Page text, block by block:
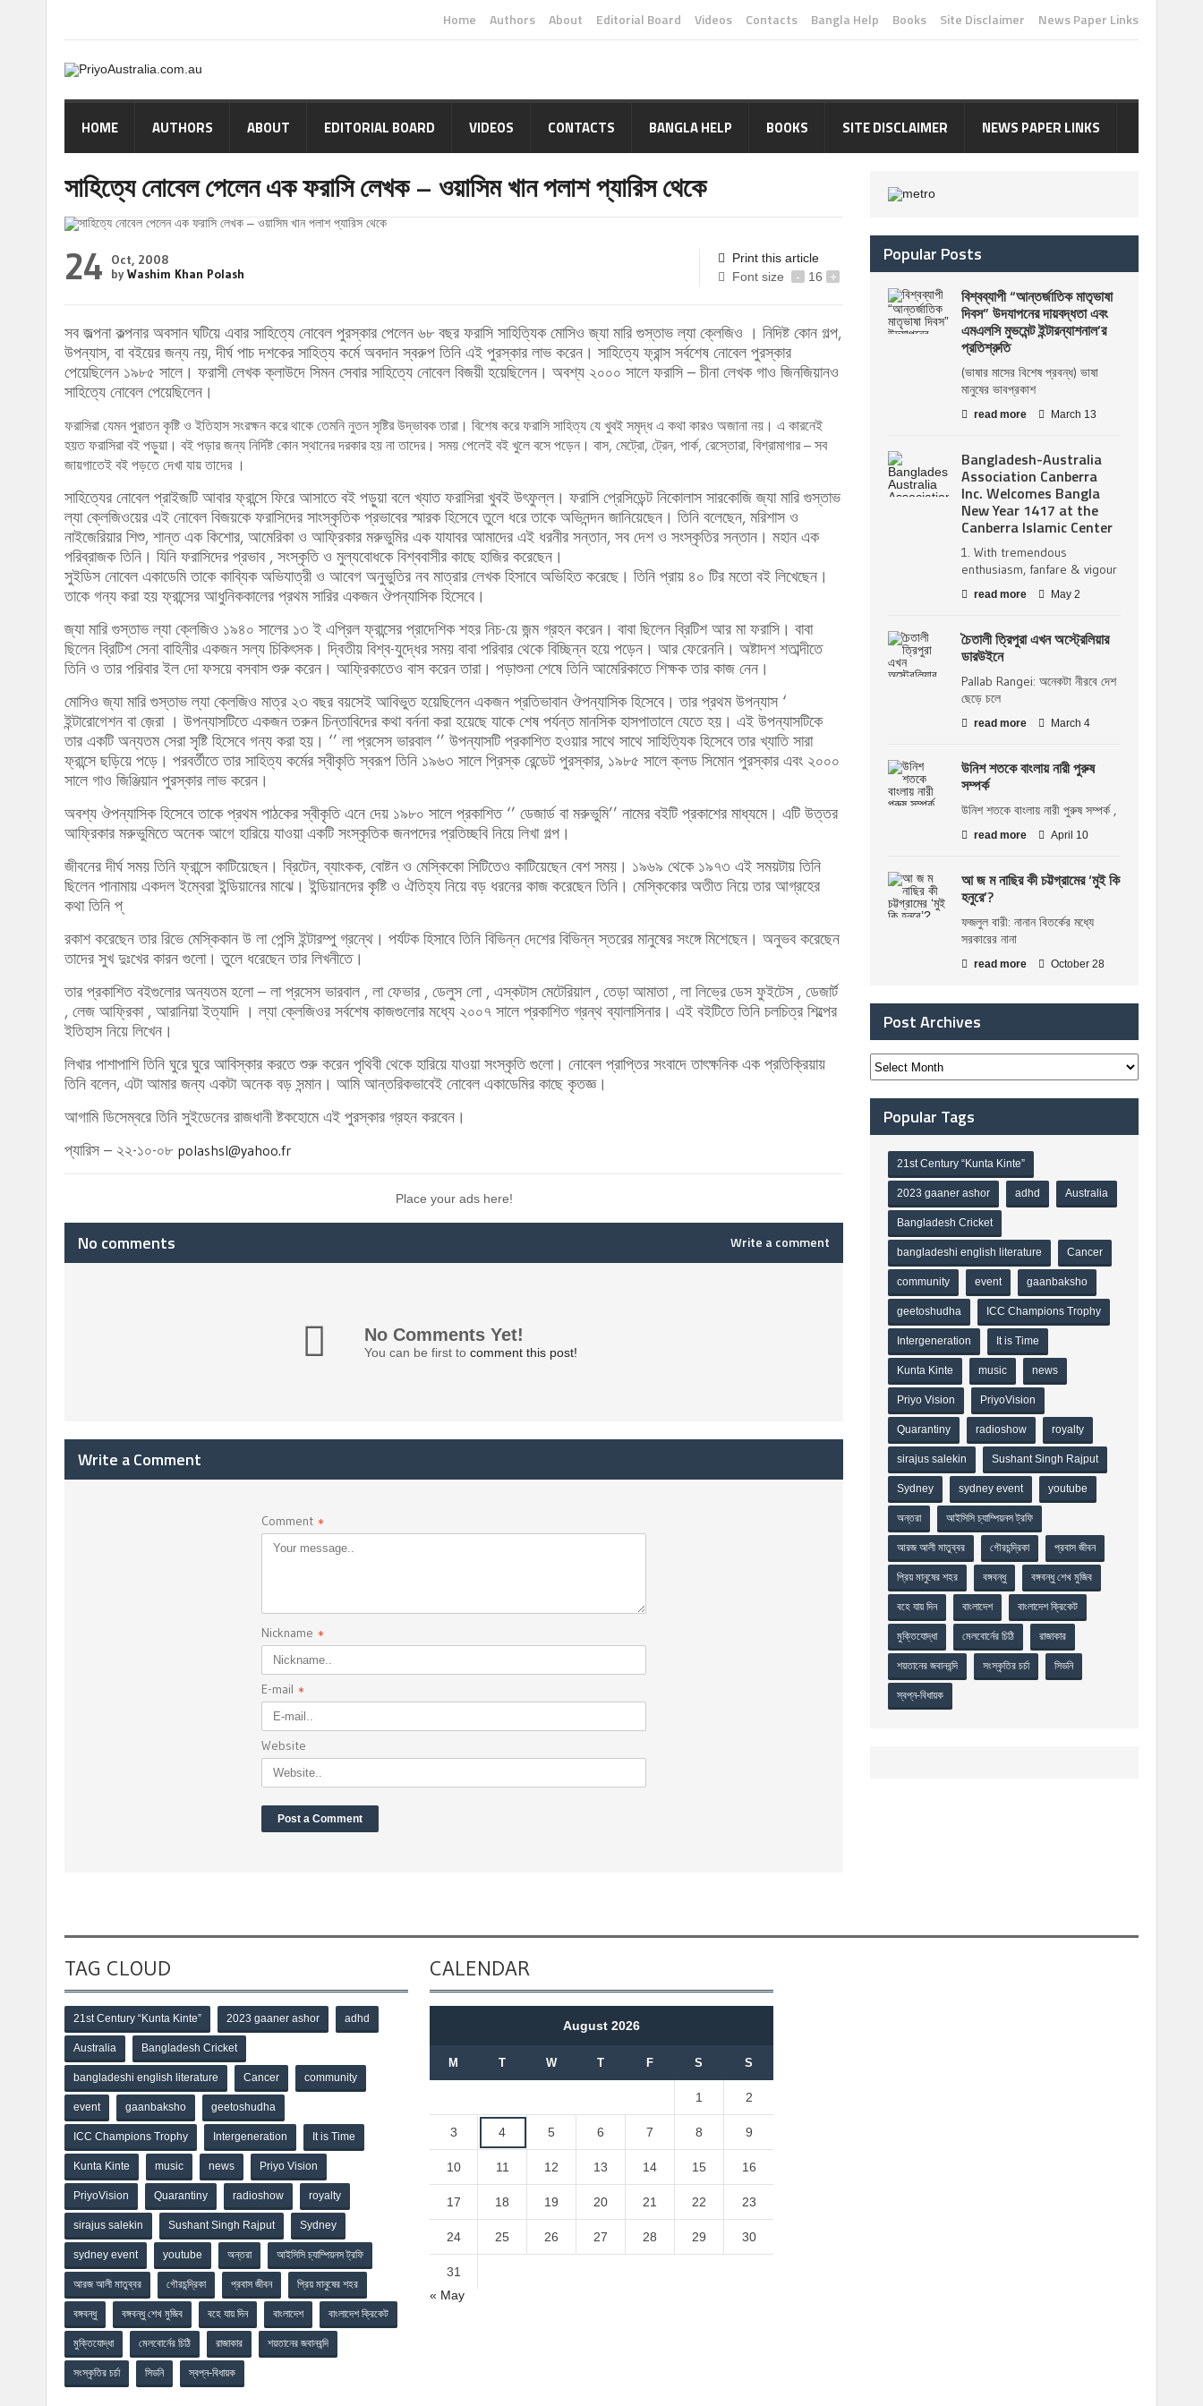
Home Authors About Editorial Board Videos Contacts Bangla Help Books Site Disclaimer News Paper Links
HOME AUTHORS ABOUT EDITORIAL BOARD VIDEOS CONTACTS BANGLA HELP BOOKS SITE DISCLAIMER NEWS PAPER LINKS
সাহিত্যে নোবেল পেলেন এক ফরাসি লেখক – ওয়াসিম খান পলাশ প্যারিস থেকে
24
Oct, 2008
byWashim Khan Polash
Print this article
Font size
- 16 +
সব জল্পনা কল্পনার অবসান ঘটিয়ে এবার সাহিত্যে নোবেল পুরস্কার পেলেন ৬৮ বছর ফরাসি সাহিত্যিক মোসিও জ্যা মারি গুস্তাভ ল্যা ক্লেজিও । নিদিষ্ট কোন গল্প,
উপন্যাস, বা বইয়ের জন্য নয়, দীর্ঘ পাচ দশকের সাহিত্য কর্মে অবদান স্বরুপ তিনি এই পুরস্কার লাভ করেন। সাহিত্যে ফ্রান্স সর্বশেষ নোবেল পুরস্কার
পেয়েছিলেন ১৯৮৫ সালে। ফরাসী লেখক ক্লাউদে সিমন সেবার সাহিত্যে নোবেল বিজয়ী হয়েছিলেন। অবশ্য ২০০০ সালে ফরাসি – চীনা লেখক গাও জিনজিয়ানও
সাহিত্যে নোবেল পেয়েছিলেন।
ফরাসিরা যেমন পুরাতন কৃষ্টি ও ইতিহাস সংরক্ষন করে থাকে তেমনি নুতন সৃষ্টির উদ্ভাবক তারা। বিশেষ করে ফরাসি সাহিত্য যে খুবই সমৃদ্ধ এ কথা কারও অজানা নয়। এ কারনেই
হয়ত ফরাসিরা বই পড়ুয়া। বই পড়ার জন্য নির্দিষ্ট কোন স্থানের দরকার হয় না তাদের। সময় পেলেই বই খুলে বসে পড়েন। বাস, মেট্রো, ট্রেন, পার্ক, রেস্তোরা, বিশ্রামাগার – সব
জায়গাতেই বই পড়তে দেখা যায় তাদের ।
সাহিত্যের নোবেল প্রাইজটি আবার ফ্রান্সে ফিরে আসাতে বই পড়ুয়া বলে খ্যাত ফরাসিরা খুবই উৎফুল্ল। ফরাসি প্রেসিডেন্ট নিকোলাস সারকোজি জ্যা মারি গুস্তাভ
ল্যা ক্লেজিওয়ের এই নোবেল বিজয়কে ফরাসিদের সাংস্কৃতিক প্রভাবের স্মারক হিসেবে তুলে ধরে তাকে অভিনন্দন জানিয়েছেন। তিনি বলেছেন, মরিশাস ও
নাইজেরিয়ার শিশু, শান্ত এক কিশোর, আমেরিকা ও আফ্রিকার মরুভুমির এক যাযাবর আমাদের এই ধরনীর সন্তান, সব দেশ ও সংস্কৃতির সন্তান। মহান এক
পরিব্রাজক তিনি। যিনি ফরাসিদের প্রভাব , সংস্কৃতি ও মুল্যবোধকে বিশ্ববাসীর কাছে হাজির করেছেন।
সুইডিস নোবেল একাডেমি তাকে কাব্যিক অভিযাত্রী ও আবেগ অনুভুতির নব মাত্রার লেখক হিসাবে অভিহিত করেছে। তিনি প্রায় ৪০ টির মতো বই লিখেছেন।
তাকে গন্য করা হয় ফ্রান্সের আধুনিককালের প্রথম সারির একজন ঔপন্যাসিক হিসেবে।
জ্যা মারি গুস্তাভ ল্যা ক্লেজিও ১৯৪০ সালের ১৩ ই এপ্রিল ফ্রান্সের প্রাদেশিক শহর নিচ-য়ে জন্ম গ্রহন করেন। বাবা ছিলেন ব্রিটিশ আর মা ফরাসি। বাবা
ছিলেন ব্রিটিশ সেনা বাহিনীর একজন সল্য চিকিৎসক। দ্বিতীয় বিশ্ব-যুদ্ধের সময় বাবা পরিবার থেকে বিচ্ছিন্ন হয়ে পড়েন। আর ফেরেননি। অষ্টাদশ শতাব্দীতে
তিনি ও তার পরিবার ইল দো ফসয়ে বসবাস শুরু করেন। আফ্রিকাতেও বাস করেন তারা। পড়াশুনা শেষে তিনি আমেরিকাতে শিক্ষক তার কাজ নেন।
মোসিও জ্যা মারি গুস্তাভ ল্যা ক্লেজিও মাত্র ২৩ বছর বয়সেই আবিভুত হয়েছিলেন একজন প্রতিভাবান ঔপন্যাসিক হিসেবে। তার প্রথম উপন্যাস ‘
ইন্টারোগেশন বা জ়েরা । উপন্যাসটিতে একজন তরুন চিন্তাবিদের কথা বর্ননা করা হয়েছে যাকে শেষ পর্যন্ত মানসিক হাসপাতালে যেতে হয়। এই উপন্যাসটিকে
তার একটি অন্যতম সেরা সৃষ্টি হিসেবে গন্য করা হয়। ‘’ লা প্রসেস ভারবাল ‘’ উপন্যাসটি প্রকাশিত হওয়ার সাথে সাথে সাহিত্যিক হিসেবে তার খ্যাতি সারা
ফ্রান্সে ছড়িয়ে পড়ে। পরবর্তীতে তার সাহিত্য কর্মের স্বীকৃতি স্বরূপ তিনি ১৯৬৩ সালে প্রিস্ক রেন্ডেট পুরস্কার, ১৯৮৫ সালে ক্লড সিমোন পুরস্কার এবং ২০০০
সালে গাও জিঞ্জিয়ান পুরস্কার লাভ করেন।
অবশ্য ঔপন্যাসিক হিসেবে তাকে প্রথম পাঠকের স্বীকৃতি এনে দেয় ১৯৮০ সালে প্রকাশিত ‘’ ডেজার্ড বা মরুভুমি’’ নামের বইটি প্রকাশের মাধ্যমে। এটি উত্তর
আফ্রিকার মরুভুমিতে অনেক আগে হারিয়ে যাওয়া একটি সংস্কৃতিক জনপদের প্রতিচ্ছবি নিয়ে লিখা গল্প।
জীবনের দীর্ঘ সময় তিনি ফ্রান্সে কাটিয়েছেন। ব্রিটেন, ব্যাংকক, বোষ্টন ও মেস্কিকো সিটিতেও কাটিয়েছেন বেশ সময়। ১৯৬৯ থেকে ১৯৭৩ এই সময়টায় তিনি
ছিলেন পানামায় একদল ইম্বেরা ইন্ডিয়ানের মাঝে। ইন্ডিয়ানদের কৃষ্টি ও ঐতিহ্য নিয়ে বড় ধরনের কাজ করেছেন তিনি। মেস্কিকোর অতীত নিয়ে তার আগ্রহের
কথা তিনি প্
রকাশ করেছেন তার রিভে মেস্কিকান উ লা পেন্সি ইন্টারম্পু গ্রন্থে। পর্যটক হিসাবে তিনি বিভিন্ন দেশের বিভিন্ন স্তরের মানুষের সংঙ্গে মিশেছেন। অনুভব করেছেন
তাদের সুখ দুঃখের কারন গুলো। তুলে ধরেছেন তার লিখনীতে।
তার প্রকাশিত বইগুলোর অন্যতম হলো – লা প্রসেস ভারবাল , লা ফেভার , ডেলুস লো , এস্কটাস মেটেরিয়াল , তেড়া আমাতা , লা লিভ্রে ডেস ফুইটেস , ডেজার্ট
, লেজ আফ্রিকা , আরানিয়া ইত্যাদি । ল্যা ক্লেজিওর সর্বশেষ কাজগুলোর মধ্যে ২০০৭ সালে প্রকাশিত গ্রন্থ ব্যালাসিনার। এই বইটিতে তিনি চলচিত্র শিল্পের
ইতিহাস নিয়ে লিখেন।
লিখার পাশাপাশি তিনি ঘুরে ঘুরে আবিস্কার করতে শুরু করেন পৃথিবী থেকে হারিয়ে যাওয়া সংস্কৃতি গুলো। নোবেল প্রাপ্তির সংবাদে তাৎক্ষনিক এক প্রতিক্রিয়ায়
তিনি বলেন, এটা আমার জন্য একটা অনেক বড় সন্মান। আমি আন্তরিকভাবেই নোবেল একাডেমির কাছে কৃতজ্ঞ।
আগামি ডিসেম্বরে তিনি সুইডেনের রাজধানী ষ্টকহোমে এই পুরস্কার গ্রহন করবেন।
প্যারিস – ২২-১০-০৮ polashsl@yahoo.fr
Place your ads here!
No comments Write a comment
No Comments Yet!
You can be first to comment this post!
Write a Comment
Comment *
Nickname *
E-mail *
Website
Popular Posts
বিশ্বব্যাপী “আন্তর্জাতিক মাতৃভাষা
দিবস” উদযাপনের দায়বদ্ধতা এবং
এমএলসি মুভমেন্ট ইন্টারন্যাশনাল’র
প্রতিশ্রুতি
(ভাষার মাসের বিশেষ প্রবন্ধ) ভাষা
মানুষের ভাবপ্রকাশ
read more March 13
Bangladesh-Australia
Association Canberra
Inc. Welcomes Bangla
New Year 1417 at the
Canberra Islamic Center
1. With tremendous
enthusiasm, fanfare & vigour
read more May 2
চৈতালী ত্রিপুরা এখন অস্ট্রেলিয়ার
ডারউইনে
Pallab Rangei: অনেকটা নীরবে দেশ
ছেড়ে চলে
read more March 4
উনিশ শতকে বাংলায় নারী পুরুষ
সম্পর্ক
উনিশ শতকে বাংলায় নারী পুরুষ সম্পর্ক ,
read more April 10
আ জ ম নাছির কী চট্টগ্রামের ‘মুই কি
হনুরে’?
ফজলুল বারী: নানান বিতর্কের মধ্যে
সরকারের নানা
read more October 28
Post Archives
Popular Tags
21st Century “Kunta Kinte”
2023 gaaner ashor adhd Australia
Bangladesh Cricket
bangladeshi english literature Cancer
community event gaanbaksho
geetoshudha ICC Champions Trophy
Intergeneration It is Time
Kunta Kinte music news
Priyo Vision PriyoVision
Quarantiny radioshow royalty
sirajus salekin Sushant Singh Rajput
Sydney sydney event youtube
অন্তরা আইসিসি চ্যাম্পিয়নস ট্রফি
আরজ আলী মাতুব্বর গৌরচন্দ্রিকা প্রবাস জীবন
প্রিয় মানুষের শহর বঙ্গবন্ধু বঙ্গবন্ধু শেখ মুজিব
বহে যায় দিন বাংলাদেশ বাংলাদেশ ক্রিকেট
মুক্তিযোদ্ধা মেলবোর্নের চিঠি রাজাকার
শয়তানের জবানবন্দি সংস্কৃতির চর্চা সিডনি
স্বপ্ন-বিধায়ক
TAG CLOUD
21st Century “Kunta Kinte” 2023 gaaner ashor adhd
Australia Bangladesh Cricket
bangladeshi english literature Cancer community
event gaanbaksho geetoshudha
ICC Champions Trophy Intergeneration It is Time
Kunta Kinte music news Priyo Vision
PriyoVision Quarantiny radioshow royalty
sirajus salekin Sushant Singh Rajput Sydney
sydney event youtube অন্তরা আইসিসি চ্যাম্পিয়নস ট্রফি
আরজ আলী মাতুব্বর গৌরচন্দ্রিকা প্রবাস জীবন প্রিয় মানুষের শহর
বঙ্গবন্ধু বঙ্গবন্ধু শেখ মুজিব বহে যায় দিন বাংলাদেশ বাংলাদেশ ক্রিকেট
মুক্তিযোদ্ধা মেলবোর্নের চিঠি রাজাকার শয়তানের জবানবন্দি
সংস্কৃতির চর্চা সিডনি স্বপ্ন-বিধায়ক
CALENDAR
August 2026
M T W T F S S
1 2
3 4 5 6 7 8 9
10 11 12 13 14 15 16
17 18 19 20 21 22 23
24 25 26 27 28 29 30
31
« May